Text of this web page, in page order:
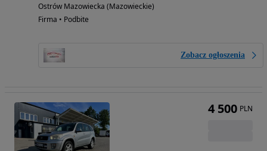
Ostrów Mazowiecka (Mazowieckie)
Firma • Podbite
Zobacz ogłoszenia
4 500 PLN